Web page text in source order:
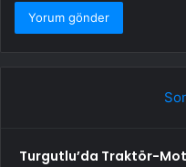
Turgutlu’da Traktör-